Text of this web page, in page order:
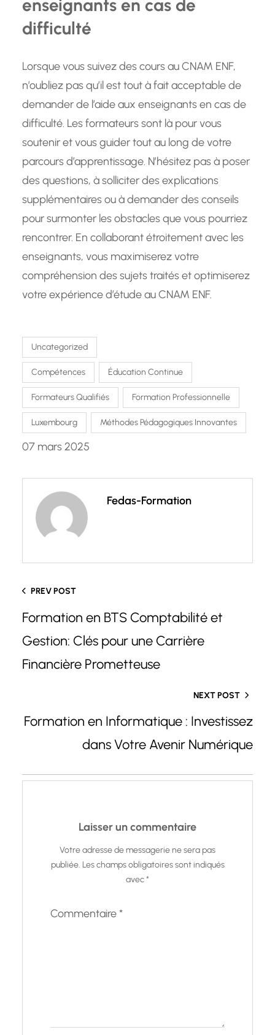
enseignants en cas de
difficulté
Lorsque vous suivez des cours au CNAM ENF,
n’oubliez pas qu’il est tout à fait acceptable de
demander de l’aide aux enseignants en cas de
difficulté. Les formateurs sont là pour vous
soutenir et vous guider tout au long de votre
parcours d’apprentissage. N’hésitez pas à poser
des questions, à solliciter des explications
supplémentaires ou à demander des conseils
pour surmonter les obstacles que vous pourriez
rencontrer. En collaborant étroitement avec les
enseignants, vous maximiserez votre
compréhension des sujets traités et optimiserez
votre expérience d’étude au CNAM ENF.
Uncategorized
Compétences Éducation Continue
Formateurs Qualifiés Formation Professionnelle
Luxembourg Méthodes Pédagogiques Innovantes
07 mars 2025
Fedas-Formation
PREV POST
Formation en BTS Comptabilité et
Gestion: Clés pour une Carrière
Financière Prometteuse
NEXT POST
Formation en Informatique : Investissez
dans Votre Avenir Numérique
Laisser un commentaire
Votre adresse de messagerie ne sera pas
publiée. Les champs obligatoires sont indiqués
avec*
Commentaire*